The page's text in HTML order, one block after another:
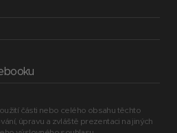
části nebo celého obsahu těchto
úpravu a zvláště prezentaci na jiných